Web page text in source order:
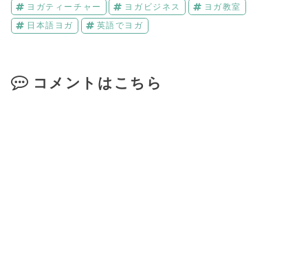
ヨガティーチャー
ヨガビジネス
ヨガ教室
日本語ヨガ
英語でヨガ
コメントはこちら